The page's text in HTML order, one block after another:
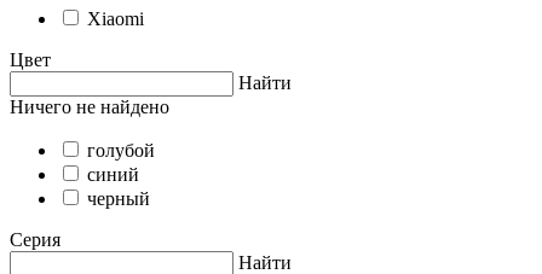
Xiaomi
Цвет
Найти
Ничего не найдено
голубой
синий
черный
Серия
Найти